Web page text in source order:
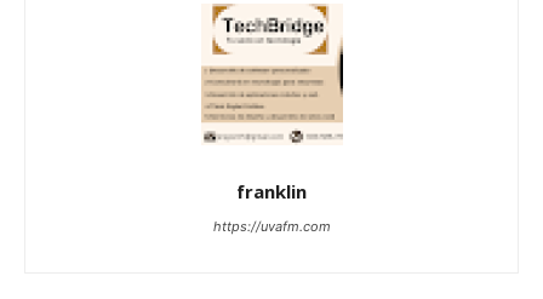
franklin
https://uvafm.com